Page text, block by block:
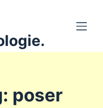
poser